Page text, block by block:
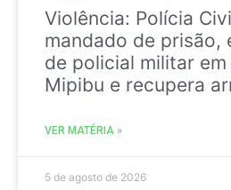
Violência: Polícia
mandado de prisão,
de policial militar em
Mipibu e recupera
VER MATÉRIA »
5 de agosto de 2026